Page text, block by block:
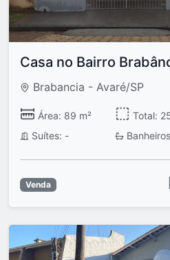
Casa no Bairro
Brabancia - Avaré/SP
Área: 89 m² Total:
Suítes: -
Venda